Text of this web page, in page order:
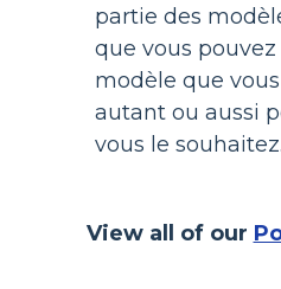
partie des
que vous
modèle que
autant ou aussi
vous le souhaitez.
View all of our